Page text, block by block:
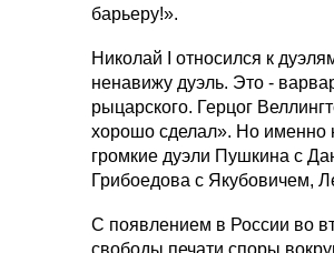
барьеру!».
Николай I относился к
ненавижу дуэль. Это -
рыцарского. Герцог
хорошо сделал». Но именно
громкие дуэли Пушкина с
Грибоедова с Якубовичем,
С появлением в России во
свободы печати споры